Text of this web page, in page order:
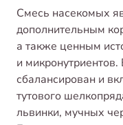
Смесь насекомых
дополнительным
а также ценным
и
сбалансирован и
тутового
львинки, мучных